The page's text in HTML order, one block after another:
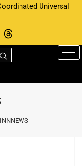
Universal